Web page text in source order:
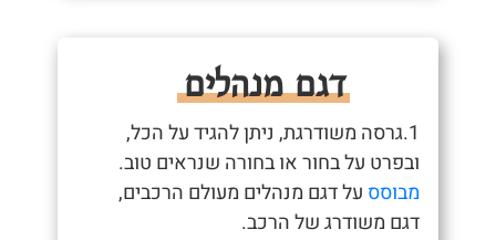
דגם מנהלים
1.גרסה משודרגת, ניתן להגיד על הכל,
ובפרט על בחור או בחורה שנראים טוב.
מבוסס על דגם מנהלים מעולם הרכבים,
דגם משודרג של הרכב.